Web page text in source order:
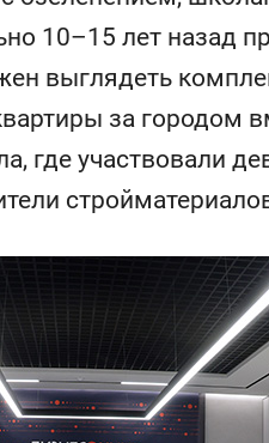
10–15 лет назад
выглядеть
за городом
где участвовали